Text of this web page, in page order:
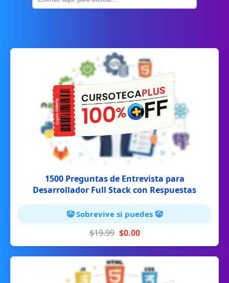
1500 Preguntas de Entrevista para
Desarrollador Full Stack con Respuestas
🤡 Sobrevive si puedes 🤡
$19.99 $0.00